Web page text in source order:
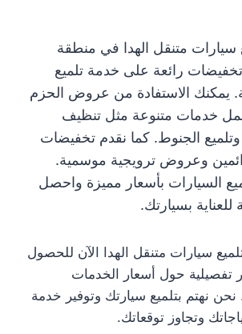
سيارات متنقل الهدا في منطقة
رائعة على خدمة تلميع
يمكنك الاستفادة من عروض الحزم
خدمات متنوعة مثل تنظيف
وتلميع الجنوط. كما نقدم تخفيضات
وعروض ترويجية موسمية.
السيارات بأسعار مميزة واحصل
بسيارتك.
سيارات متنقل الهدا الآن للحصول
تفصيلية حول أسعار الخدمات
نهتم بتلميع سيارتك وتوفير خدمة
وتجاوز توقعاتك.